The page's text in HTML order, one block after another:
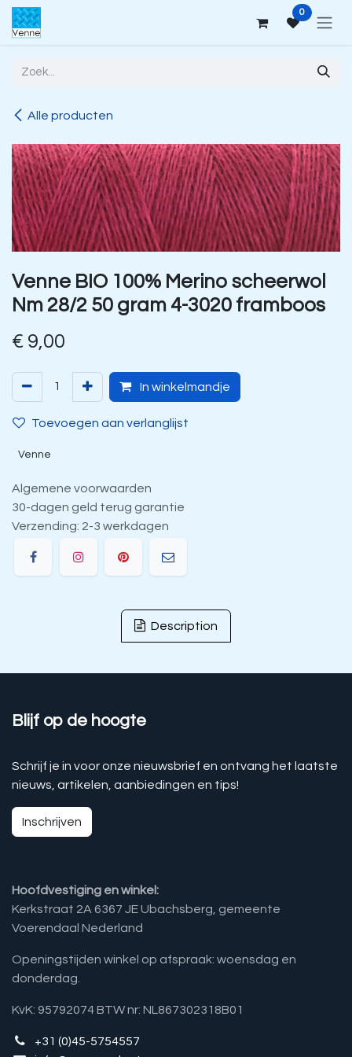
Overslaan naar inhoud 0
Alle producten
Venne BIO 100% Merino scheerwol
Nm 28/2 50 gram 4-3020 framboos
€ 9,00
In winkelmandje
Toevoegen aan verlanglijst
Venne
Algemene voorwaarden
30-dagen geld terug garantie
Verzending: 2-3 werkdagen
Description
Blijf op de hoogte
Schrijf je in voor onze nieuwsbrief en ontvang het laatste
nieuws, artikelen, aanbiedingen en tips!
Inschrijven
Hoofdvestiging en winkel:
Kerkstraat 2A 6367 JE Ubachsberg, gemeente
Voerendaal Nederland
Openingstijden winkel op afspraak: woensdag en
donderdag.
KvK: 95792074 BTW nr: NL867302318B01
+31 (0)45-5754557